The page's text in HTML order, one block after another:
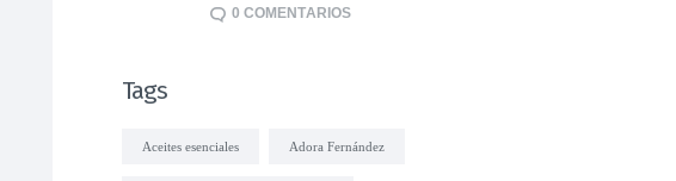
0 COMENTARIOS
Tags
Aceites esenciales Adora Fernández